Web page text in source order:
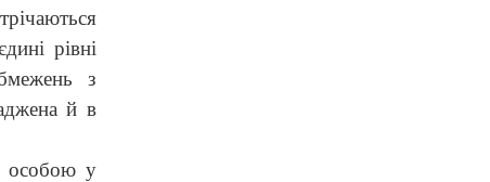
рівні
з
й в
особою у